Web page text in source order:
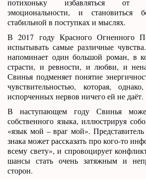
эмоциональности, и становиться
стабильной в поступках и мыслях.
В 2017 году Красного Огненного
испытывать самые различные
напоминает один большой роман, в
страсти, и ревности, и любви, и
Свинья подменяет понятие
чувствительностью, которая,
испорченных нервов ничего ей не даёт.
В наступающем году Свинья
собственного языка, иллюстрируя
«язык мой – враг мой». Представитель
знака может рассказать про кого-то
всему свету», и спровоцирует
шансы стать очень затяжным и
сторон.